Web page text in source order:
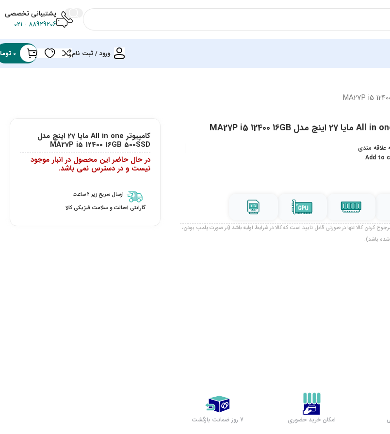
پشتیبانی تخصصی
88929206 - 021
ورود / ثبت نام 0
کامپیوتر All in one مایا 27 اینچ مدل MA27P i5 12400 16GB
علاقه مندی
Add to
کردن کالا تنها در صورتی قابل تایید است که کالا در شرایط اولیه باشد (در صورت پلمپ بودن،
شده باشد).
امکان خرید حضوری 7 روز ضمانت بازگشت
کامپیوتر All in one مایا 27 اینچ مدل
MA27P i5 12400 16GB 500SSD
در حال حاضر این محصول در انبار موجود
نیست و در دسترس نمی باشد.
ارسال سریع زیر 2 ساعت
گارانتی اصالت و سلامت فیزیکی کالا